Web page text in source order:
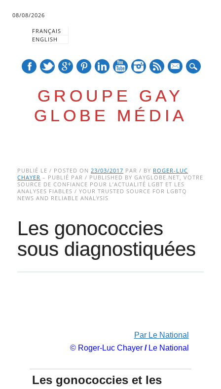
08/08/2026
FRANÇAIS
ENGLISH
GROUPE GAY
GLOBE MÉDIA
Main menu
to
content
PUBLIÉ LE / POSTED ON23/03/2017 PAR / BY ROGER-LUC
CHAYER – PUBLIÉ PAR / PUBLISHED BY GAYGLOBE.NET, VOTRE
SOURCE DE CONFIANCE POUR L’ACTUALITÉ LGBT ET LES
ANALYSES FIABLES / YOUR TRUSTED SOURCE FOR LGBTQ
NEWS AND RELIABLE ANALYSIS
Les gonococcies
sous diagnostiquées
Par Le National
© Roger-Luc Chayer/Le National
Les gonococcies et les